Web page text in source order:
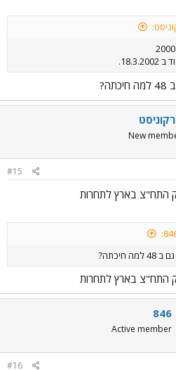
New
#15
התח"צ בארץ לתחרות
חיכתה?
התח"צ בארץ לתחרות
846
Active member
#16